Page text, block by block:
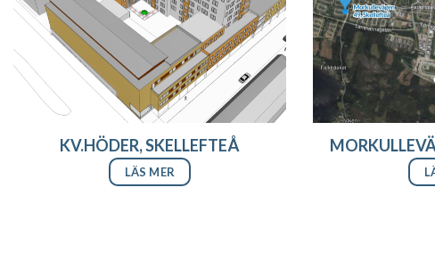
KV.HÖDER, SKELLEFTEÅ
LÄS MER